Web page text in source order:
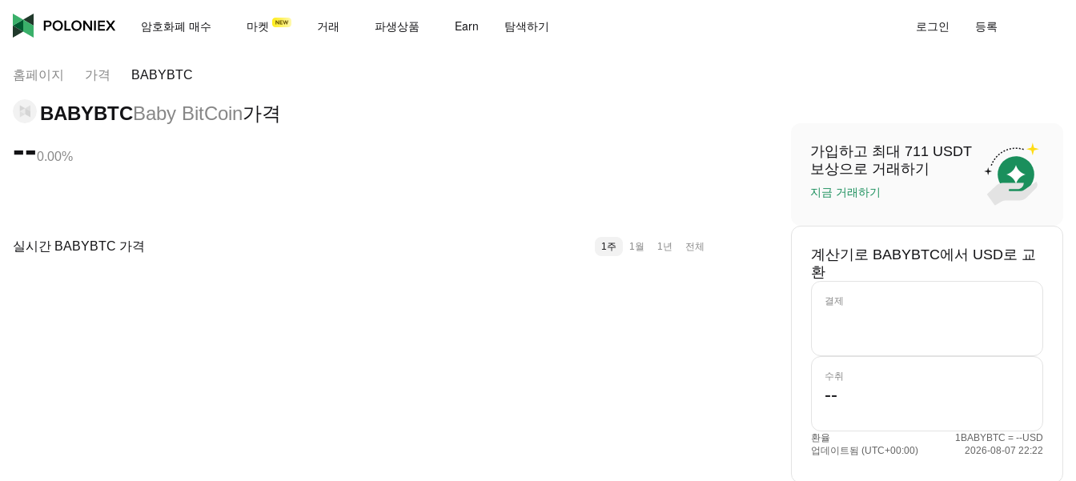
암호화폐 매수 마켓 거래 파생상품 Earn 탐색하기 로그인 등록
홈페이지 가격 BABYBTC
BABYBTCBaby BitCoin가격
--0.00%
실시간 BABYBTC 가격 1주 1월 1년 전체
가입하고 최대 711 USDT
보상으로 거래하기
지금 거래하기
계산기로 BABYBTC에서 USD로 교
환
결제
수취
환율
1BABYBTC = --USD
업데이트됨 (UTC+00:00)
2026-08-07 22:22